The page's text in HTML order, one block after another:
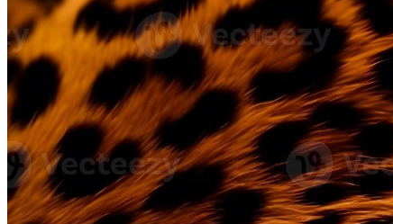
Vecteurs
Vidéos
Motion graphics
Images Éditoriales
Événements Éditoriaux